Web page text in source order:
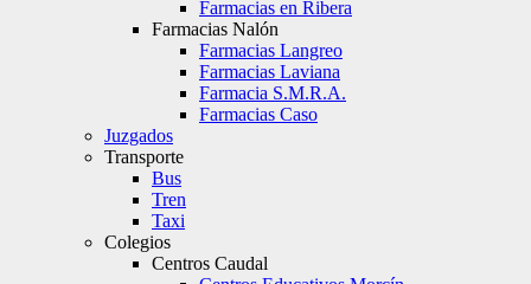
Farmacias en Ribera
Farmacias Nalón
Farmacias Langreo
Farmacias Laviana
Farmacia S.M.R.A.
Farmacias Caso
Juzgados
Transporte
Bus
Tren
Taxi
Colegios
Centros Caudal